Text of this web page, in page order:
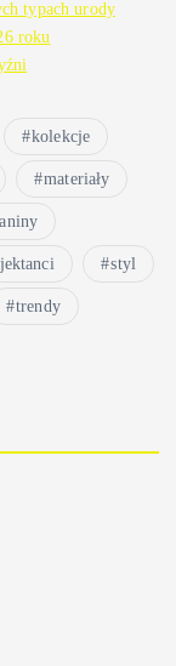
typach urody
roku
kolekcje
materiały
styl
trendy